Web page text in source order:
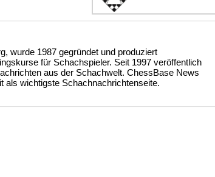
wurde 1987 gegründet und produziert
für Schachspieler. Seit 1997 veröffentlich
aus der Schachwelt. ChessBase News
als wichtigste Schachnachrichtenseite.